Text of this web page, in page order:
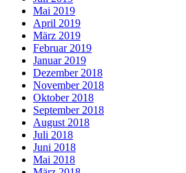
Mai 2019
April 2019
März 2019
Februar 2019
Januar 2019
Dezember 2018
November 2018
Oktober 2018
September 2018
August 2018
Juli 2018
Juni 2018
Mai 2018